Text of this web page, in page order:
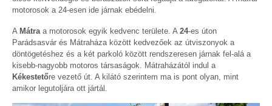
motorosok a 24-esen ide járnak ebédelni.
A Mátra a motorosok egyik kedvenc területe. A 24-es úton
Parádsasvár és Mátraháza között kedvezőek az útviszonyok a
döntögetéshez és a két parkoló között rendszeresen járnak fel-alá a
kisebb-nagyobb motoros társaságok. Mátraházától indul a
Kékestetőre vezető út. A kilátó szerintem ma is pont olyan, mint
amikor legutoljára ott jártál.